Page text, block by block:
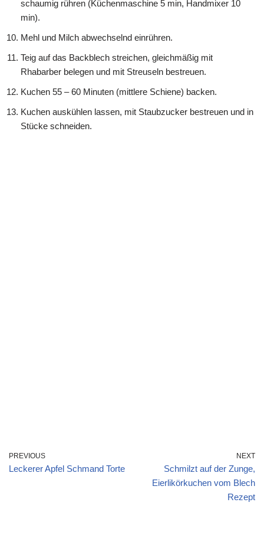
schaumig rühren (Küchenmaschine 5 min, Handmixer 10
min).
Mehl und Milch abwechselnd einrühren.
Teig auf das Backblech streichen, gleichmäßig mit
Rhabarber belegen und mit Streuseln bestreuen.
Kuchen 55 – 60 Minuten (mittlere Schiene) backen.
Kuchen auskühlen lassen, mit Staubzucker bestreuen und in
Stücke schneiden.
PREVIOUS
Leckerer Apfel Schmand Torte
NEXT
Schmilzt auf der Zunge,
Eierlikörkuchen vom Blech
Rezept